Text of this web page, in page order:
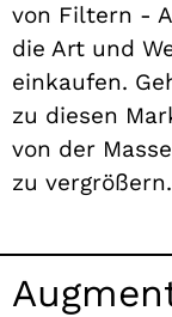
von Filtern -
die Art und
einkaufen.
zu diesen
von der
zu vergrößern.